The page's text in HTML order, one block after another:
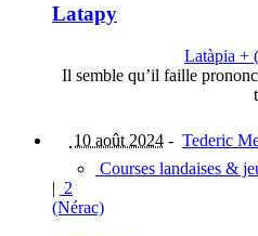
Latapy
Latàpia +
Il semble qu’il faille
10 août 2024 - Tederic
Courses landaises &
| 2
(Nérac)